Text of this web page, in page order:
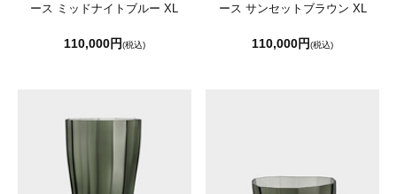
ース ミッドナイトブルー XL
110,000円(税込)
ース サンセットブラウン XL
110,000円(税込)